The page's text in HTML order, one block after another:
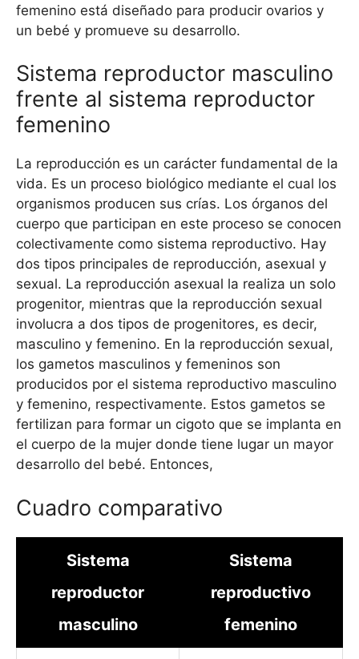
femenino está diseñado para producir ovarios y
un bebé y promueve su desarrollo.
Sistema reproductor masculino
frente al sistema reproductor
femenino
La reproducción es un carácter fundamental de la
vida. Es un proceso biológico mediante el cual los
organismos producen sus crías. Los órganos del
cuerpo que participan en este proceso se conocen
colectivamente como sistema reproductivo. Hay
dos tipos principales de reproducción, asexual y
sexual. La reproducción asexual la realiza un solo
progenitor, mientras que la reproducción sexual
involucra a dos tipos de progenitores, es decir,
masculino y femenino. En la reproducción sexual,
los gametos masculinos y femeninos son
producidos por el sistema reproductivo masculino
y femenino, respectivamente. Estos gametos se
fertilizan para formar un cigoto que se implanta en
el cuerpo de la mujer donde tiene lugar un mayor
desarrollo del bebé. Entonces,
Cuadro comparativo
Sistema
reproductor
masculino
Sistema
reproductivo
femenino